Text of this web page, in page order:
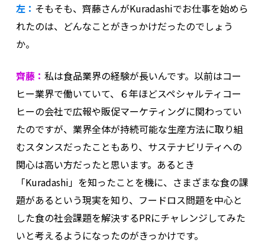
左： そもそも、齊藤さんがKuradashiでお仕事を始めら
れたのは、どんなことがきっかけだったのでしょう
か。
齊藤： 私は食品業界の経験が長いんです。以前はコー
ヒー業界で働いていて、６年ほどスペシャルティコー
ヒーの会社で広報や販促マーケティングに関わってい
たのですが、業界全体が持続可能な生産方法に取り組
むスタンスだったこともあり、サステナビリティへの
関心は高い方だったと思います。あるとき
「Kuradashi」を知ったことを機に、さまざまな食の課
題があるという現実を知り、フードロス問題を中心と
した食の社会課題を解決するPRにチャレンジしてみた
いと考えるようになったのがきっかけです。